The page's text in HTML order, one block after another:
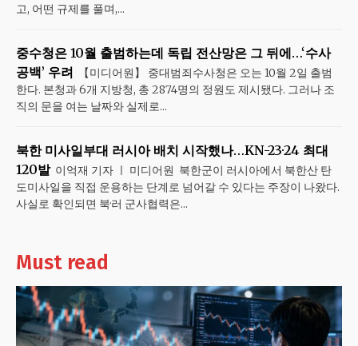
고, 어떤 규제를 풀며,...
중수청은 10월 출범하는데 독립 전산망은 그 뒤에…‘수사
공백’ 우려
【미디어원】 중대범죄수사청은 오는 10월 2일 출범
한다. 본청과 6개 지방청, 총 2874명의 정원도 제시됐다. 그러나 조
직의 문을 여는 날짜와 실제로...
북한 미사일부대 러시아 배치 시작했나…KN-23·24 최대
120발 이억재 기자 ㅣ 미디어원 북한군이 러시아에서 북한산 탄
도미사일을 직접 운용하는 단계로 넘어갈 수 있다는 주장이 나왔다.
사실로 확인되면 북·러 군사협력은...
Must read